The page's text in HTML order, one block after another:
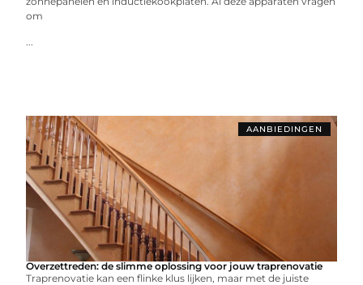
om
...
AANBIEDINGEN
Overzettreden: de slimme oplossing voor jouw traprenovatie
Traprenovatie kan een flinke klus lijken, maar met de juiste